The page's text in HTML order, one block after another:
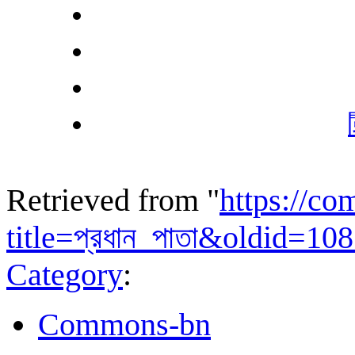
Retrieved from "https://
Category:
Commons-bn